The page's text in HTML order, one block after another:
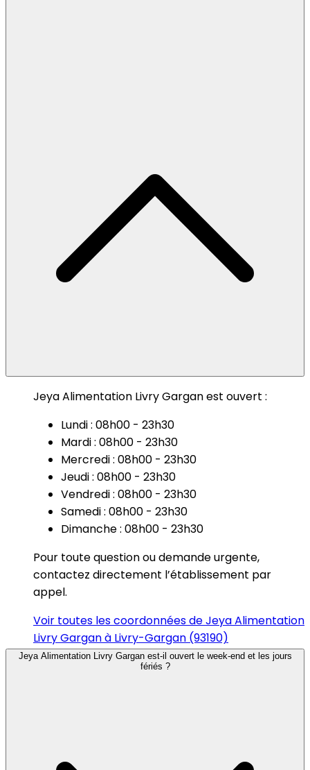
Jeya Alimentation Livry Gargan est ouvert :
Lundi : 08h00 - 23h30
Mardi : 08h00 - 23h30
Mercredi : 08h00 - 23h30
Jeudi : 08h00 - 23h30
Vendredi : 08h00 - 23h30
Samedi : 08h00 - 23h30
Dimanche : 08h00 - 23h30
Pour toute question ou demande urgente,
contactez directement l’établissement par
appel.
Voir toutes les coordonnées de Jeya Alimentation
Livry Gargan à Livry-Gargan (93190)
Jeya Alimentation Livry Gargan est-il ouvert le week-end et les jours
fériés ?